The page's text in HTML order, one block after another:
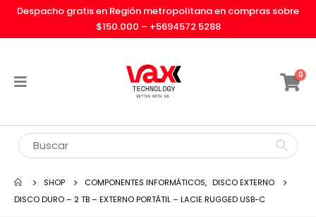
Despacho gratis en Región metropolitana en compras sobre
$150.000 – +5694572 5288
0
SHOP COMPONENTES INFORMÁTICOS, DISCO EXTERNO
DISCO DURO – 2 TB – EXTERNO PORTÁTIL – LACIE RUGGED USB-C